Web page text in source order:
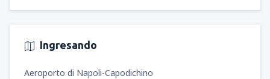
Ingresando
Aeroporto di Napoli-Capodichino